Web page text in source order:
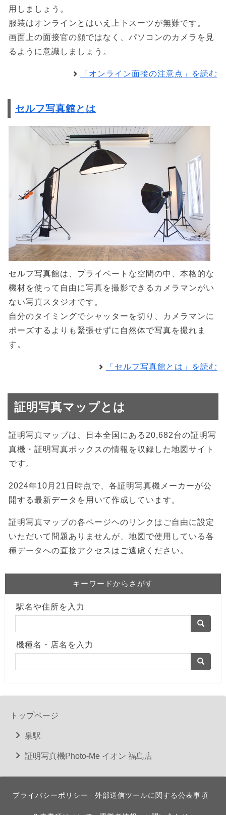
用しましょう。
服装はオンラインとはいえ上下スーツが無難です。
画面上の面接官の顔ではなく、パソコンのカメラを見
るように意識しましょう。
「オンライン面接の注意点」を読む
セルフ写真館とは
セルフ写真館は、プライベートな空間の中、本格的な
機材を使って自由に写真を撮影できるカメラマンがい
ない写真スタジオです。
自分のタイミングでシャッターを切り、カメラマンに
ポーズするよりも緊張せずに自然体で写真を撮れま
す。
「セルフ写真館とは」を読む
証明写真マップとは
証明写真マップは、日本全国にある20,682台の証明写
真機・証明写真ボックスの情報を収録した地図サイト
です。
2024年10月21日時点で、各証明写真機メーカーが公
開する最新データを用いて作成しています。
証明写真マップの各ページヘのリンクはご自由に設定
いただいて問題ありませんが、地図で使用している各
種データへの直接アクセスはご遠慮ください。
キーワードからさがす
駅名や住所を入力
機種名・店名を入力
トップページ
泉駅
証明写真機Photo-Me イオン 福島店
プライバシーポリシー 外部送信ツールに関する公表事項